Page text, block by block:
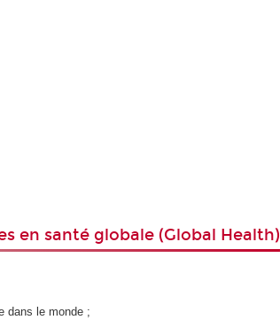
en santé globale (Global Health)
dans le monde ;